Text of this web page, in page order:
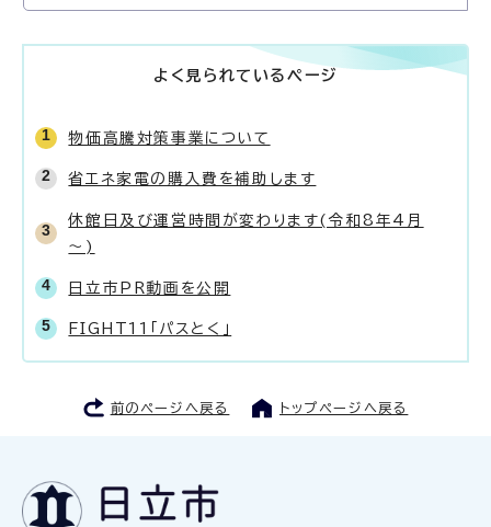
よく見られているページ
物価高騰対策事業について
省エネ家電の購入費を補助します
休館日及び運営時間が変わります(令和8年4月
～)
日立市PR動画を公開
FIGHT11「パスとく」
前のページへ戻る トップページへ戻る